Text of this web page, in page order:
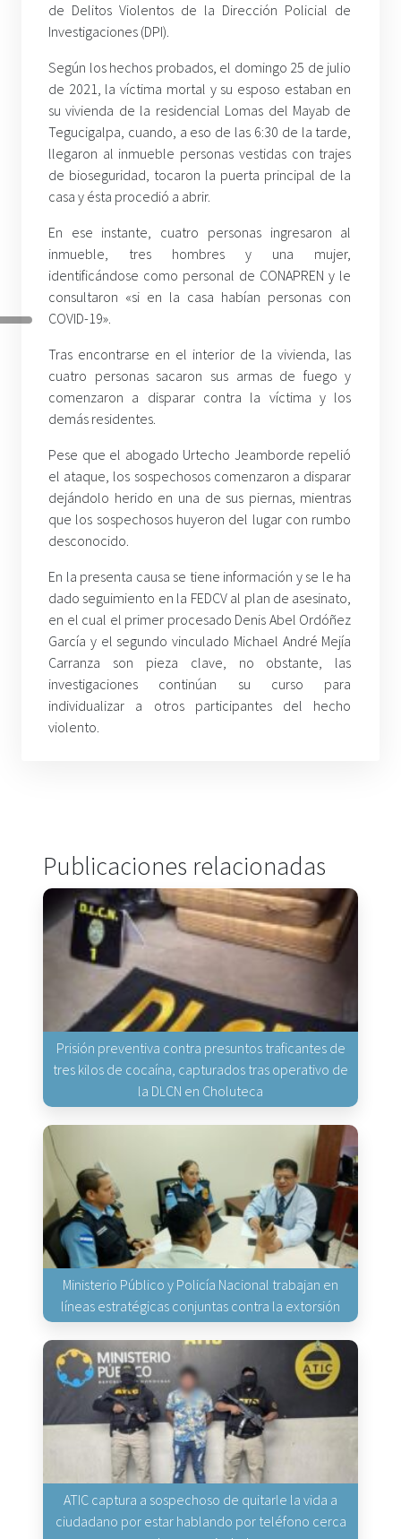
de Delitos Violentos de la Dirección Policial de
Investigaciones (DPI).
Según los hechos probados, el domingo 25 de julio
de 2021, la víctima mortal y su esposo estaban en
su vivienda de la residencial Lomas del Mayab de
Tegucigalpa, cuando, a eso de las 6:30 de la tarde,
llegaron al inmueble personas vestidas con trajes
de bioseguridad, tocaron la puerta principal de la
casa y ésta procedió a abrir.
En ese instante, cuatro personas ingresaron al
inmueble, tres hombres y una mujer,
identificándose como personal de CONAPREN y le
consultaron «si en la casa habían personas con
COVID-19».
Tras encontrarse en el interior de la vivienda, las
cuatro personas sacaron sus armas de fuego y
comenzaron a disparar contra la víctima y los
demás residentes.
Pese que el abogado Urtecho Jeamborde repelió
el ataque, los sospechosos comenzaron a disparar
dejándolo herido en una de sus piernas, mientras
que los sospechosos huyeron del lugar con rumbo
desconocido.
En la presenta causa se tiene información y se le ha
dado seguimiento en la FEDCV al plan de asesinato,
en el cual el primer procesado Denis Abel Ordóñez
García y el segundo vinculado Michael André Mejía
Carranza son pieza clave, no obstante, las
investigaciones continúan su curso para
individualizar a otros participantes del hecho
violento.
Publicaciones relacionadas
Prisión preventiva contra presuntos traficantes de
tres kilos de cocaína, capturados tras operativo de
la DLCN en Choluteca
Ministerio Público y Policía Nacional trabajan en
líneas estratégicas conjuntas contra la extorsión
ATIC captura a sospechoso de quitarle la vida a
ciudadano por estar hablando por teléfono cerca